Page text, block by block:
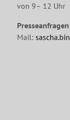
von 9– 12 Uhr
Mail: